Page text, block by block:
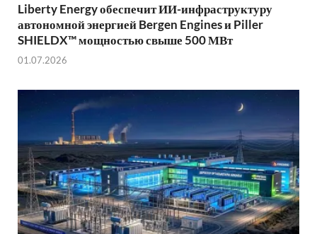
Liberty Energy обеспечит ИИ-инфраструктуру
автономной энергией Bergen Engines и Piller
SHIELDX™ мощностью свыше 500 МВт
01.07.2026